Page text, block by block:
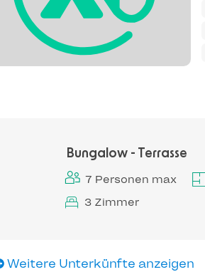
Bungalow - Terrasse
7 Personen max
3 Zimmer
Weitere Unterkünfte anzeigen